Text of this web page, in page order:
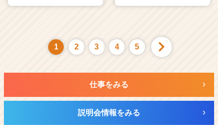
1 2 3 4 5
仕事をみる
説明会情報をみる